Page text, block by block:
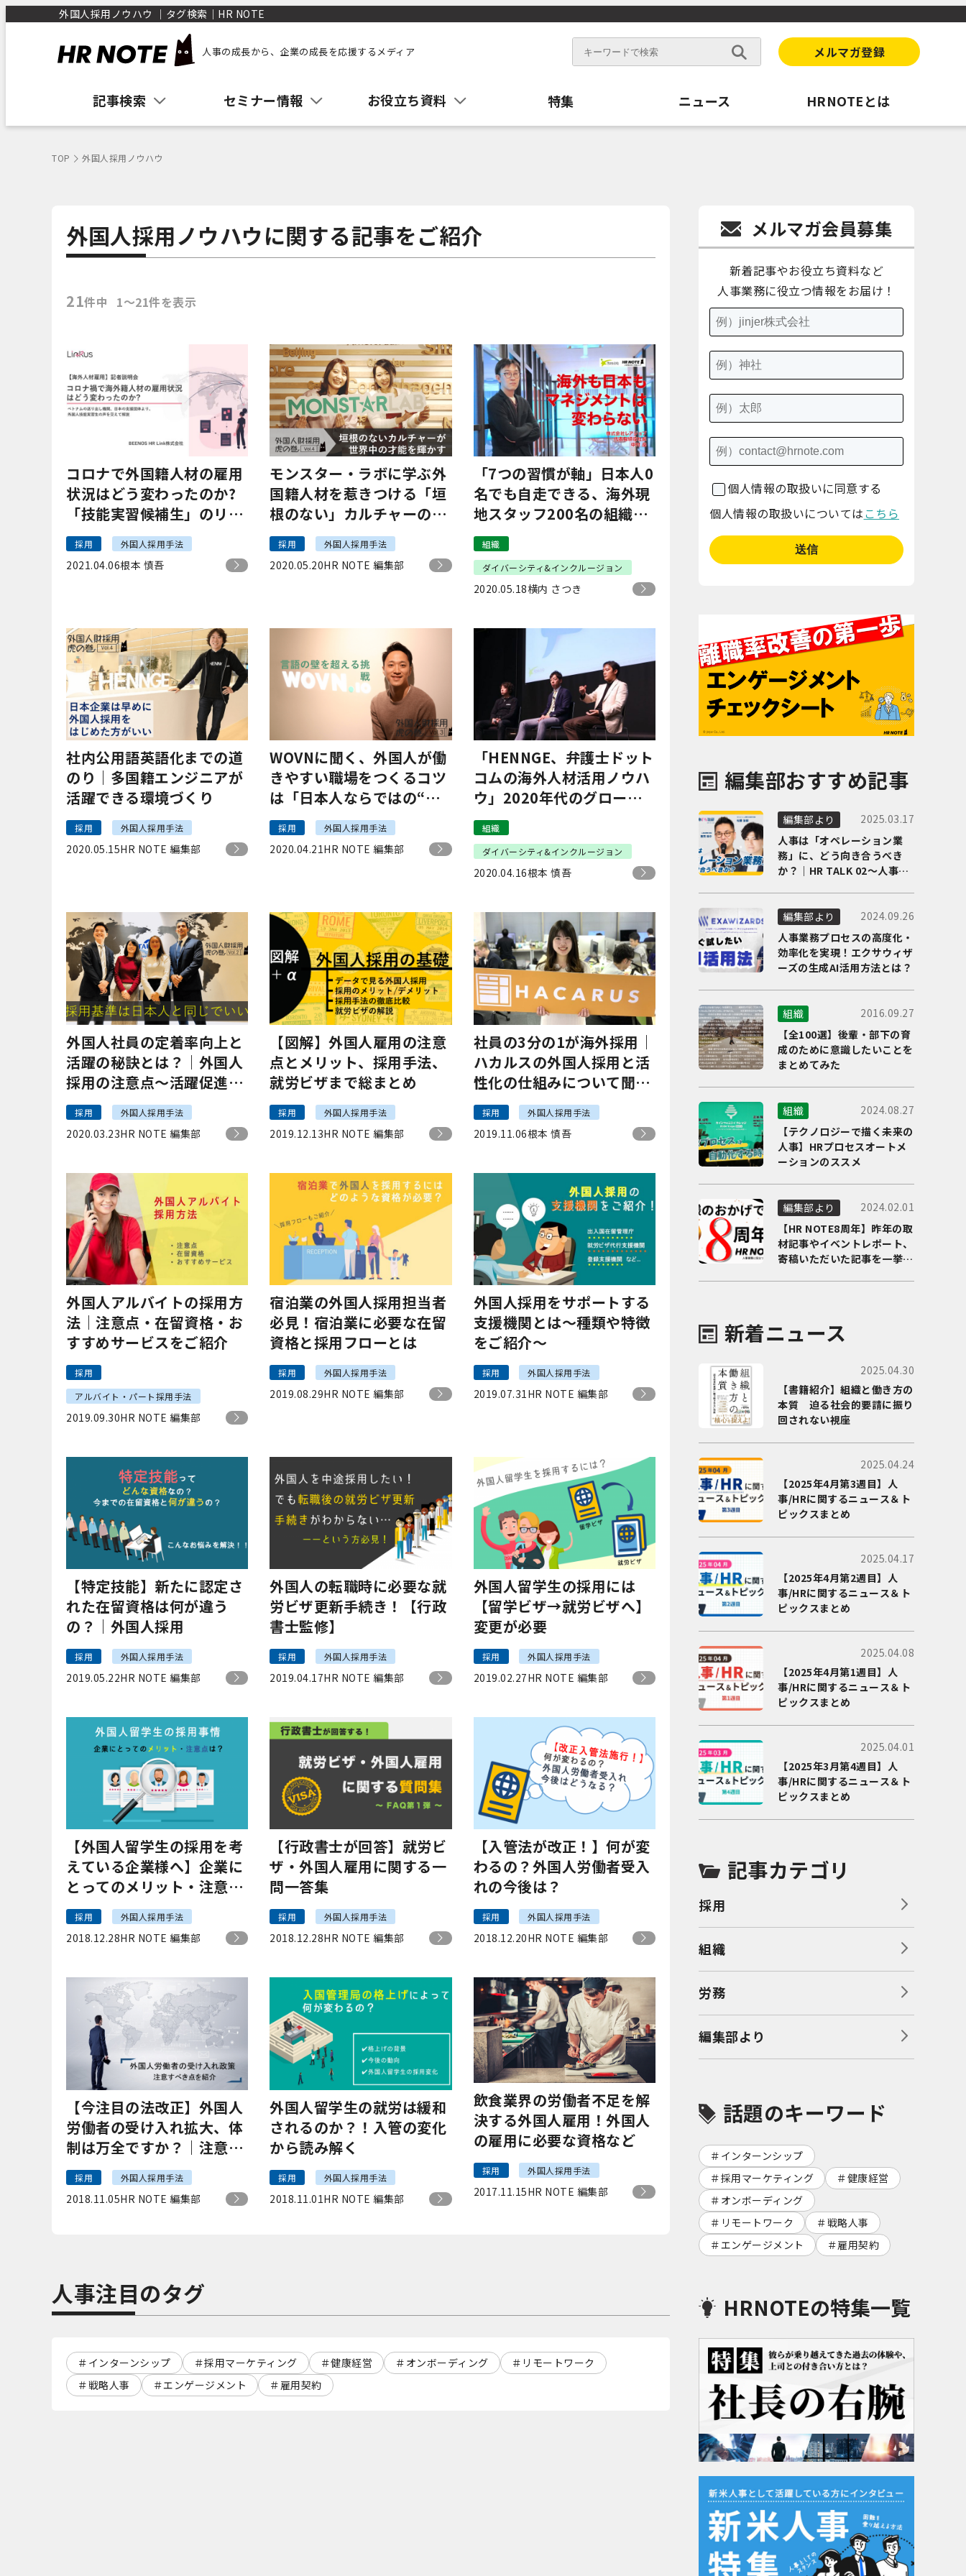
外国人採用ノウハウ ｜タグ検索｜HR NOTE
人事の成長から、企業の成長を応援するメディア メルマガ登録
記事検索 セミナー情報 お役立ち資料 特集 ニュース HRNOTEとは
TOP 外国人採用ノウハウ
外国人採用ノウハウに関する記事をご紹介
21件中 1〜21件を表示
コロナで外国籍人材の雇用
状況はどう変わったのか?
「技能実習候補生」のリア
ル採用 外国人採用手法
2021.04.06根本 慎吾
モンスター・ラボに学ぶ外
国籍人材を惹きつける「垣
根のない」カルチャーの作
り方
採用 外国人採用手法
2020.05.20HR NOTE 編集部
「7つの習慣が軸」日本人0
名でも自走できる、海外現
地スタッフ200名の組織の
立ち上げ方
組織
ダイバーシティ&インクルージョン
2020.05.18横内 さつき
社内公用語英語化までの道
のり｜多国籍エンジニアが
活躍できる環境づくり
採用 外国人採用手法
2020.05.15HR NOTE 編集部
WOVNに聞く、外国人が働
きやすい職場をつくるコツ
は「日本人ならではの“小
さな心遣い”」
採用 外国人採用手法
2020.04.21HR NOTE 編集部
「HENNGE、弁護士ドット
コムの海外人材活用ノウハ
ウ」2020年代のグローバ
ル人材を考える
組織
ダイバーシティ&インクルージョン
2020.04.16根本 慎吾
外国人社員の定着率向上と
活躍の秘訣とは？｜外国人
採用の注意点～活躍促進の
取り組みをご紹介！
採用 外国人採用手法
2020.03.23HR NOTE 編集部
【図解】外国人雇用の注意
点とメリット、採用手法、
就労ビザまで総まとめ
採用 外国人採用手法
2019.12.13HR NOTE 編集部
社員の3分の1が海外採用｜
ハカルスの外国人採用と活
性化の仕組みについて聞い
てみた
採用 外国人採用手法
2019.11.06根本 慎吾
外国人アルバイトの採用方
法｜注意点・在留資格・お
すすめサービスをご紹介
採用
アルバイト・パート採用手法
2019.09.30HR NOTE 編集部
宿泊業の外国人採用担当者
必見！宿泊業に必要な在留
資格と採用フローとは
採用 外国人採用手法
2019.08.29HR NOTE 編集部
外国人採用をサポートする
支援機関とは～種類や特徴
をご紹介～
採用 外国人採用手法
2019.07.31 HR NOTE 編集部
【特定技能】新たに認定さ
れた在留資格は何が違う
の？｜外国人採用
採用 外国人採用手法
2019.05.22HR NOTE 編集部
外国人の転職時に必要な就
労ビザ更新手続き！【行政
書士監修】
採用 外国人採用手法
2019.04.17HR NOTE 編集部
外国人留学生の採用には
【留学ビザ→就労ビザへ】
変更が必要
採用 外国人採用手法
2019.02.27HR NOTE 編集部
【外国人留学生の採用を考
えている企業様へ】企業に
とってのメリット・注意点
は？
採用 外国人採用手法
2018.12.28HR NOTE 編集部
【行政書士が回答】就労ビ
ザ・外国人雇用に関する一
問一答集
採用 外国人採用手法
2018.12.28HR NOTE 編集部
【入管法が改正！】何が変
わるの？外国人労働者受入
れの今後は？
採用 外国人採用手法
2018.12.20HR NOTE 編集部
【今注目の法改正】外国人
労働者の受け入れ拡大、体
制は万全ですか？｜注意す
べき点を紹介
採用 外国人採用手法
2018.11.05HR NOTE 編集部
外国人留学生の就労は緩和
されるのか？！入管の変化
から読み解く
採用 外国人採用手法
2018.11.01HR NOTE 編集部
飲食業界の労働者不足を解
決する外国人雇用！外国人
の雇用に必要な資格など
採用 外国人採用手法
2017.11.15HR NOTE 編集部
人事注目のタグ
インターンシップ 採用マーケティング 健康経営 オンボーディング
リモートワーク
戦略人事
エンゲージメント 雇用契約
メルマガ会員募集
新着記事やお役立ち資料など
人事業務に役立つ情報をお届け！
個人情報の取扱いに同意する
個人情報の取扱いについては こちら
編集部おすすめ記事
編集部より
2025.03.17
人事は「オペレーション業
務」に、どう向き合うべき
か？｜HR TALK 02～人事DX
編集部より
2024.09.26
人事業務プロセスの高度化・
効率化を実現！エクサウィザ
ーズの生成AI活用方法とは？
組織
2016.09.27
【全100選】後輩・部下の育
成のために意識したいことを
まとめてみた
組織
2024.08.27
【テクノロジーで描く未来の
人事】HRプロセスオートメ
ーションのススメ
編集部より
2024.02.01
【HR NOTE8周年】昨年の取
材記事やイベントレポート、
寄稿いただいた記事を一挙に
新着ニュース
2025.04.30
【書籍紹介】組織と働き方の
本質 迫る社会的要請に振り
回されない視座
2025.04.24
【2025年4月第3週目】人
事/HRに関するニュース＆ト
ピックスまとめ
2025.04.17
【2025年4月第2週目】人
事/HRに関するニュース＆ト
ピックスまとめ
2025.04.08
【2025年4月第1週目】人
事/HRに関するニュース＆ト
ピックスまとめ
2025.04.01
【2025年3月第4週目】人
事/HRに関するニュース＆ト
ピックスまとめ
記事カテゴリ
採用
組織
労務
編集部より
話題のキーワード
インターンシップ
採用マーケティング
健康経営
オンボーディング
リモートワーク
戦略人事
エンゲージメント
雇用契約
HRNOTEの特集一覧